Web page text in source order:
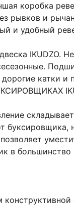
коробка
рывков и
и удобный
IKUDZO.
катки и
буксировщика,
в большинство